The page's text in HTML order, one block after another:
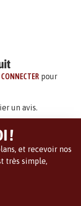
pour
un avis.
!
et recevoir nos
très simple,